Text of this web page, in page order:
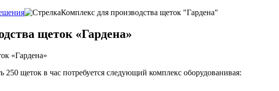
Комплекс для производства щеток "Гардена"
щеток «Гардена»
250 щеток в час потребуется следующий комплекс оборудованивая: